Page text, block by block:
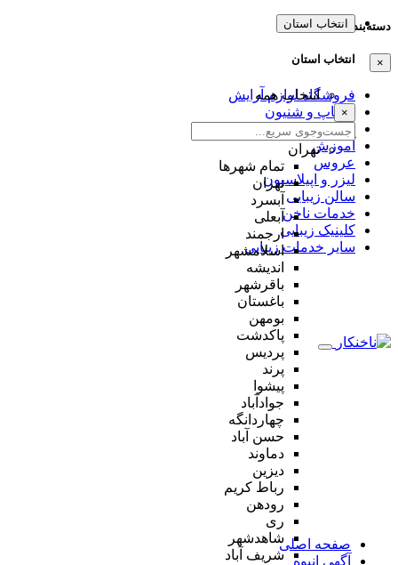
دسته‌بندی‌ها
×
فروشگاه لوازم آرایش
میکاپ و شنیون
مژه و ابرو
آموزش
عروس
لیزر و اپیلاسیون
سالن زیبایی
خدمات ناخن
کلینیک زیبایی
سایر خدمات زیبایی
انتخاب استان
انتخاب استان
انتخاب همه
×
تهران
تمام شهر‌ها
تهران
آبسرد
آبعلی
ارجمند
اسلامشهر
اندیشه
باقرشهر
باغستان
بومهن
پاکدشت
پردیس
پرند
پیشوا
جوادآباد
چهاردانگه
حسن آباد
دماوند
دیزین
رباط کریم
رودهن
ری
شاهدشهر
شریف آباد
صفحه اصلی
آگهی انبوه